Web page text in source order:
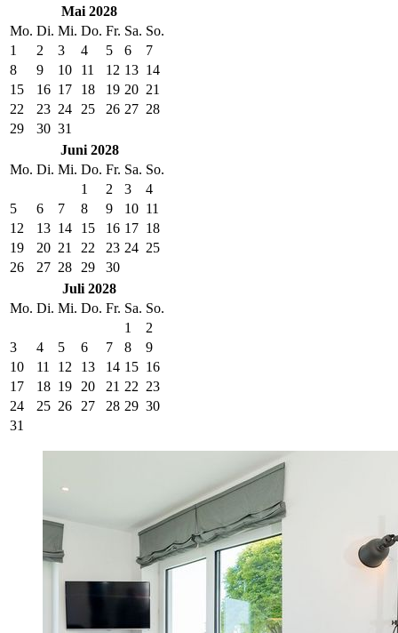
Mai 2028
Mo. Di. Mi. Do. Fr. Sa. So.
1
2 3 4 5 6
7
8
9 10 11 12 13 14
15
16 17 18 19 20 21
22
23 24 25 26 27 28
29
30 31
Juni 2028
Mo. Di. Mi. Do. Fr. Sa. So.
1
2 3
4
5
6 7 8 9 10 11
12
13 14 15 16 17 18
19
20 21 22 23 24 25
26
27 28 29
30
Juli 2028
Mo. Di. Mi. Do. Fr. Sa. So.
1
2
3
4 5 6 7 8
9
10
11 12 13 14 15 16
17
18 19 20 21 22 23
24
25 26 27 28 29 30
31